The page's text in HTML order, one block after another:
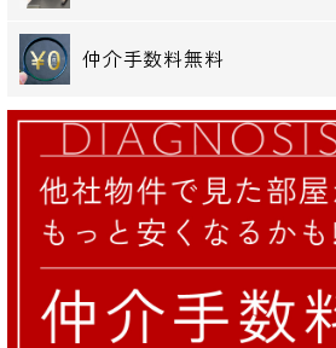
仲介手数料無料